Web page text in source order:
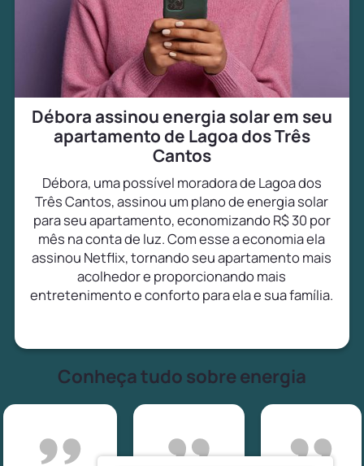
Débora assinou energia solar em seu
apartamento de Lagoa dos Três
Cantos
Débora, uma possível moradora de Lagoa dos
Três Cantos, assinou um plano de energia solar
para seu apartamento, economizando R$ 30 por
mês na conta de luz. Com esse a economia ela
assinou Netflix, tornando seu apartamento mais
acolhedor e proporcionando mais
entretenimento e conforto para ela e sua família.
Conheça tudo sobre energia